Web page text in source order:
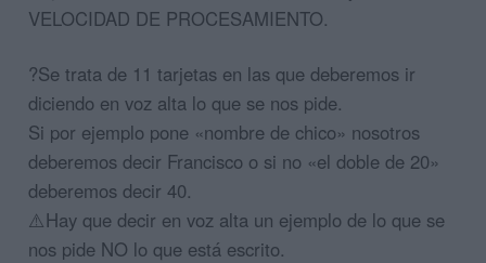
VELOCIDAD DE PROCESAMIENTO.
?Se trata de 11 tarjetas en las que deberemos ir
diciendo en voz alta lo que se nos pide.
Si por ejemplo pone «nombre de chico» nosotros
deberemos decir Francisco o si no «el doble de 20»
deberemos decir 40.
⚠️Hay que decir en voz alta un ejemplo de lo que se
nos pide NO lo que está escrito.